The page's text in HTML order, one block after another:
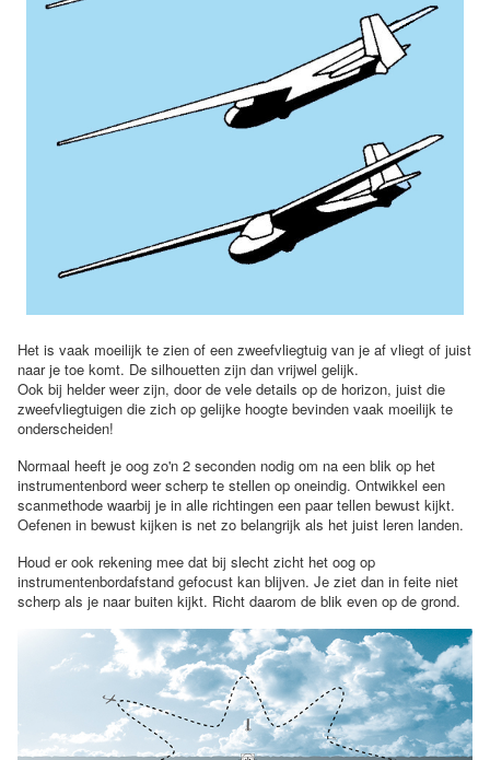
Het is vaak moeilijk te zien of een zweefvliegtuig van je af vliegt of juist
naar je toe komt. De silhouetten zijn dan vrijwel gelijk.
Ook bij helder weer zijn, door de vele details op de horizon, juist die
zweefvliegtuigen die zich op gelijke hoogte bevinden vaak moeilijk te
onderscheiden!
Normaal heeft je oog zo'n 2 seconden nodig om na een blik op het
instrumentenbord weer scherp te stellen op oneindig. Ontwikkel een
scanmethode waarbij je in alle richtingen een paar tellen bewust kijkt.
Oefenen in bewust kijken is net zo belangrijk als het juist leren landen.
Houd er ook rekening mee dat bij slecht zicht het oog op
instrumentenbordafstand gefocust kan blijven. Je ziet dan in feite niet
scherp als je naar buiten kijkt. Richt daarom de blik even op de grond.